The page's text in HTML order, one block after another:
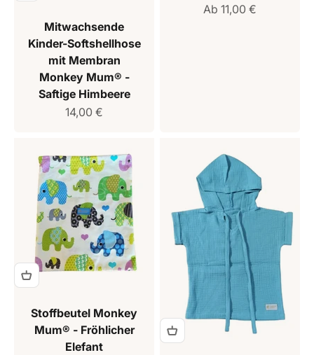
Mitwachsende
Kinder-Softshellhose
mit Membran
Monkey Mum® -
Saftige Himbeere
Verkaufspreis
14,00 €
Verkaufspreis
Ab 11,00 €
Stoffbeutel Monkey
Mum® - Fröhlicher
Elefant